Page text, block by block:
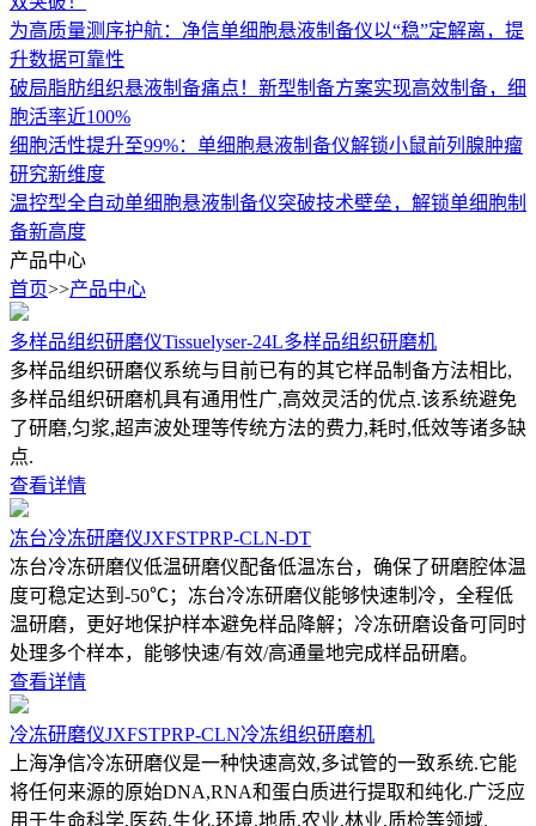
为高质量测序护航：净信单细胞悬液制备仪以“稳”定解离，提
升数据可靠性
破局脂肪组织悬液制备痛点！新型制备方案实现高效制备，细
胞活率近100%
细胞活性提升至99%：单细胞悬液制备仪解锁小鼠前列腺肿瘤
研究新维度
温控型全自动单细胞悬液制备仪突破技术壁垒，解锁单细胞制
备新高度
产品中心
首页>>产品中心
多样品组织研磨仪Tissuelyser-24L多样品组织研磨机
多样品组织研磨仪系统与目前已有的其它样品制备方法相比,
多样品组织研磨机具有通用性广,高效灵活的优点.该系统避免
了研磨,匀浆,超声波处理等传统方法的费力,耗时,低效等诸多缺
点.
查看详情
冻台冷冻研磨仪JXFSTPRP-CLN-DT
冻台冷冻研磨仪低温研磨仪配备低温冻台，确保了研磨腔体温
度可稳定达到-50℃；冻台冷冻研磨仪能够快速制冷，全程低
温研磨，更好地保护样本避免样品降解；冷冻研磨设备可同时
处理多个样本，能够快速/有效/高通量地完成样品研磨。
查看详情
冷冻研磨仪JXFSTPRP-CLN冷冻组织研磨机
上海净信冷冻研磨仪是一种快速高效,多试管的一致系统.它能
将任何来源的原始DNA,RNA和蛋白质进行提取和纯化.广泛应
用于生命科学,医药,生化,环境,地质,农业,林业,质检等领域.